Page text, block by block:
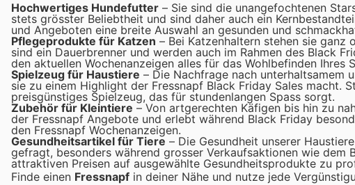
Hochwertiges Hundefutter – Sie sind die unangefochtenen
stets grösster Beliebtheit und sind daher auch ein
und Angeboten eine breite Auswahl an gesunden und
Pflegeprodukte für Katzen – Bei Katzenhaltern stehen sie ganz
sind ein Dauerbrenner und werden auch im Rahmen des Black
den aktuellen Wochenanzeigen alles für das Wohlbefinden Ihres
Spielzeug für Haustiere – Die Nachfrage nach unterhaltsamem
sie zu einem Highlight der Fressnapf Black Friday Sales macht.
preisgünstiges Spielzeug, das für stundenlangen Spass sorgt.
Zubehör für Kleintiere – Von artgerechten Käfigen bis hin zu
der Fressnapf Angebote und erlebt während Black Friday
den Fressnapf Wochenanzeigen.
Gesundheitsartikel für Tiere – Die Gesundheit unserer
gefragt, besonders während grosser Verkaufsaktionen wie dem
attraktiven Preisen auf ausgewählte Gesundheitsprodukte zu
Finde einen Fressnapf in deiner Nähe und nutze jede